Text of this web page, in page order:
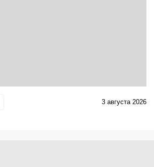
3 августа 2026